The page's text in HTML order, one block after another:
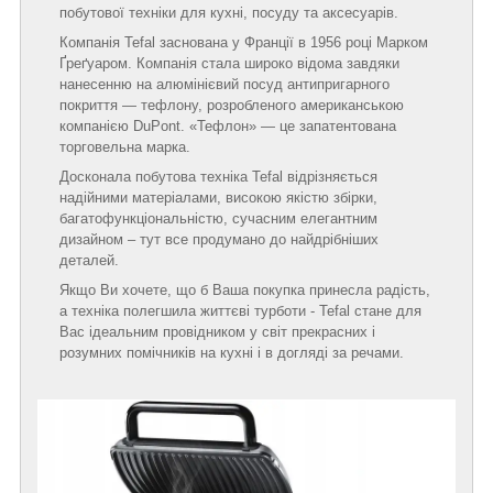
побутової техніки для кухні, посуду та аксесуарів.
Компанія Tefal заснована у Франції в 1956 році Марком
Ґреґуаром. Компанія стала широко відома завдяки
нанесенню на алюмінієвий посуд антипригарного
покриття — тефлону, розробленого американською
компанією DuPont. «Тефлон» — це запатентована
торговельна марка.
Досконала побутова техніка Tefal відрізняється
надійними матеріалами, високою якістю збірки,
багатофункціональністю, сучасним елегантним
дизайном – тут все продумано до найдрібніших
деталей.
Якщо Ви хочете, що б Ваша покупка принесла радість,
а техніка полегшила життєві турботи - Tefal стане для
Вас ідеальним провідником у світ прекрасних і
розумних помічників на кухні і в догляді за речами.